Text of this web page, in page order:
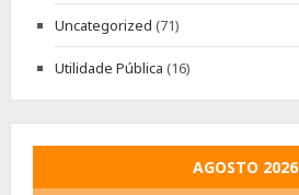
Uncategorized (71)
Utilidade Pública (16)
AGOSTO 2026